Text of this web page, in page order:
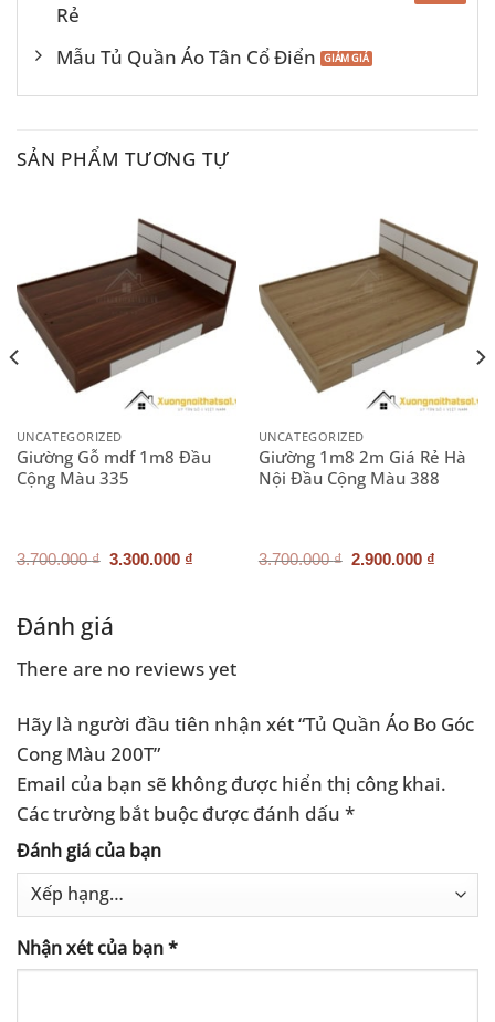
Rẻ
Mẫu Tủ Quần Áo Tân Cổ Điển
SẢN PHẨM TƯƠNG TỰ
UNCATEGORIZED
Giường Gỗ mdf 1m8 Đầu
Cộng Màu 335
3.700.000₫ Giá
3.300.000 ₫
UNCATEGORIZED
Giường 1m8 2m Giá Rẻ Hà
Nội Đầu Cộng Màu 388
3.700.000₫ Giá
2.900.000 ₫
₫.
Đánh giá
There are no reviews yet
Hãy là người đầu tiên nhận xét “Tủ Quần Áo Bo Góc
Cong Màu 200T”
Email của bạn sẽ không được hiển thị công khai.
Các trường bắt buộc được đánh dấu *
Đánh giá của bạn
Nhận xét của bạn*